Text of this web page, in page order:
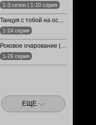
1-3 сезон | 1-10 серия
Танцуя с тобой на острие клинка (2024)
1-24 серия
Роковое очарование (2024)
1-26 серия
ЕЩЕ